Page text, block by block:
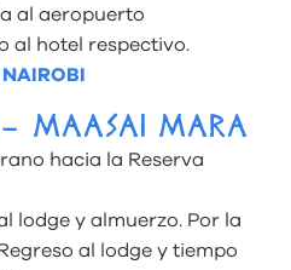
al aeropuerto
al hotel respectivo.
MAASAI MARA
hacia la Reserva
lodge y almuerzo. Por la
al lodge y tiempo